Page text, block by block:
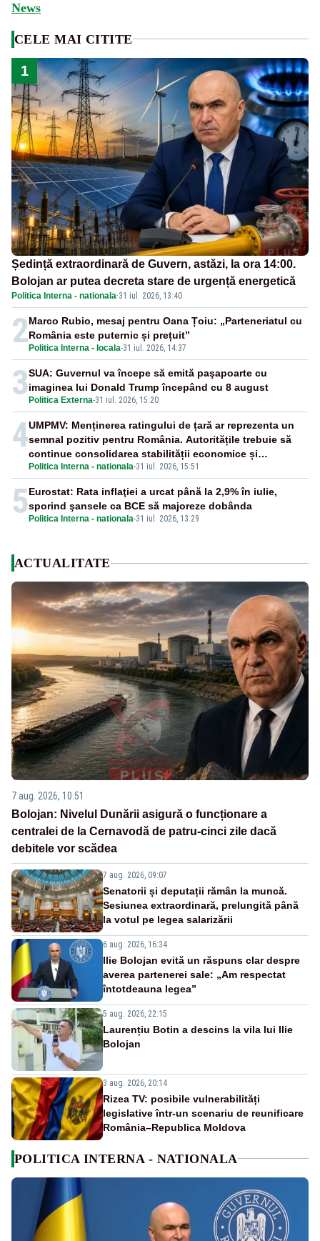
News
CELE MAI CITITE
1
Ședință extraordinară de Guvern, astăzi, la ora 14:00.
Bolojan ar putea decreta stare de urgență energetică
Politica Interna - nationala·31 iul. 2026, 13:40
2 Politica Interna - locala-31 iul. 2026, 14:37
Marco Rubio, mesaj pentru Oana Țoiu: „Parteneriatul cu
România este puternic și prețuit”
3 Politica Externa-31 iul. 2026, 15:20
SUA: Guvernul va începe să emită paşapoarte cu
imaginea lui Donald Trump începând cu 8 august
4
Politica Interna - nationala-31 iul. 2026, 15:51
UMPMV: Menținerea ratingului de țară ar reprezenta un
semnal pozitiv pentru România. Autoritățile trebuie să
continue consolidarea stabilității economice și
financiare
5 Politica Interna - nationala-31 iul. 2026, 13:29
Eurostat: Rata inflaţiei a urcat până la 2,9% în iulie,
sporind şansele ca BCE să majoreze dobânda
ACTUALITATE
7 aug. 2026, 10:51
Bolojan: Nivelul Dunării asigură o funcționare a
centralei de la Cernavodă de patru-cinci zile dacă
debitele vor scădea
7 aug. 2026, 09:07
Senatorii și deputații rămân la muncă.
Sesiunea extraordinară, prelungită până
la votul pe legea salarizării
6 aug. 2026, 16:34
Ilie Bolojan evită un răspuns clar despre
averea partenerei sale: „Am respectat
întotdeauna legea”
5 aug. 2026, 22:15
Laurențiu Botin a descins la vila lui Ilie
Bolojan
3 aug. 2026, 20:14
Rizea TV: posibile vulnerabilități
legislative într-un scenariu de reunificare
România–Republica Moldova
POLITICA INTERNA - NATIONALA